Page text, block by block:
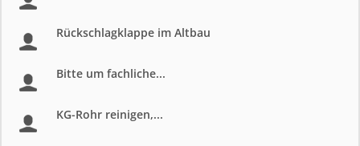
Rückschlagklappe im Altbau
Bitte um fachliche...
KG-Rohr reinigen,...